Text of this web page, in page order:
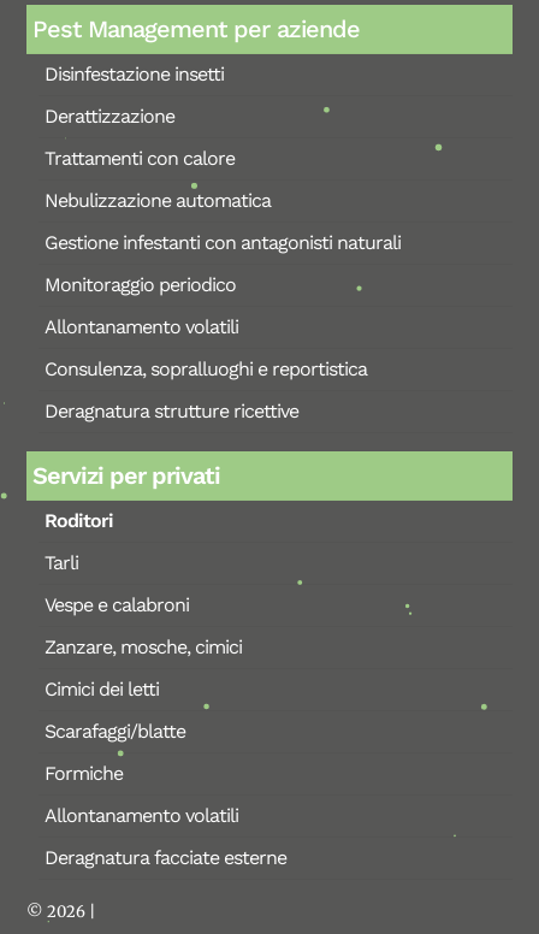
Pest Management per aziende
Disinfestazione insetti
Derattizzazione
Trattamenti con calore
Nebulizzazione automatica
Gestione infestanti con antagonisti naturali
Monitoraggio periodico
Allontanamento volatili
Consulenza, sopralluoghi e reportistica
Deragnatura strutture ricettive
Servizi per privati
Roditori
Tarli
Vespe e calabroni
Zanzare, mosche, cimici
Cimici dei letti
Scarafaggi/blatte
Formiche
Allontanamento volatili
Deragnatura facciate esterne
© 2026 |